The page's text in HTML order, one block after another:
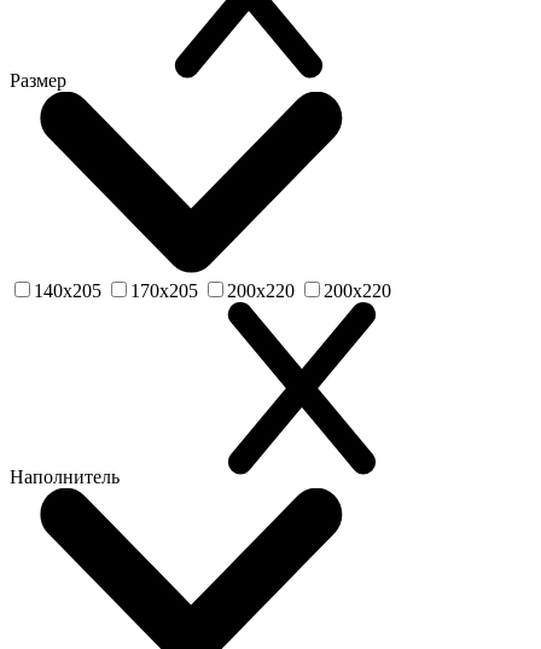
Размер
140х205 170х205 200х220 200х220
Наполнитель